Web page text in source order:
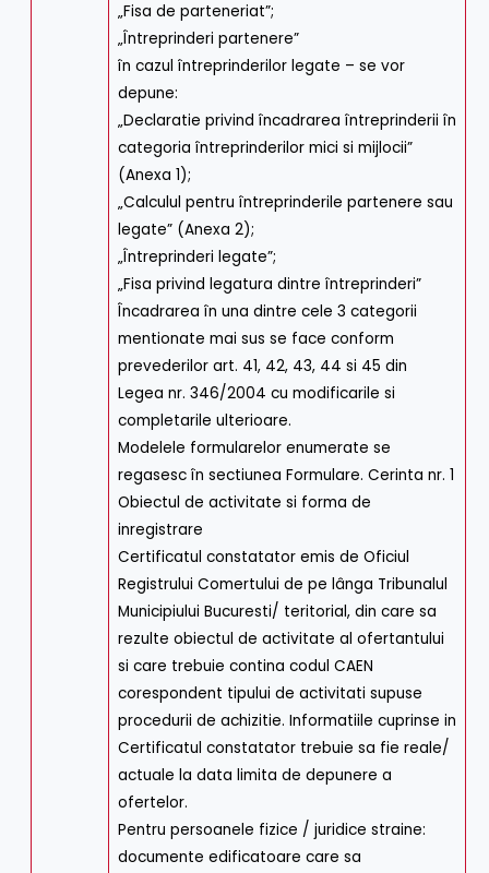
„Fisa de parteneriat”;
„Întreprinderi partenere”
în cazul întreprinderilor legate – se vor
depune:
„Declaratie privind încadrarea întreprinderii în
categoria întreprinderilor mici si mijlocii”
(Anexa 1);
„Calculul pentru întreprinderile partenere sau
legate” (Anexa 2);
„Întreprinderi legate”;
„Fisa privind legatura dintre întreprinderi”
Încadrarea în una dintre cele 3 categorii
mentionate mai sus se face conform
prevederilor art. 41, 42, 43, 44 si 45 din
Legea nr. 346/2004 cu modificarile si
completarile ulterioare.
Modelele formularelor enumerate se
regasesc în sectiunea Formulare. Cerinta nr. 1
Obiectul de activitate si forma de
inregistrare
Certificatul constatator emis de Oficiul
Registrului Comertului de pe lânga Tribunalul
Municipiului Bucuresti/ teritorial, din care sa
rezulte obiectul de activitate al ofertantului
si care trebuie contina codul CAEN
corespondent tipului de activitati supuse
procedurii de achizitie. Informatiile cuprinse in
Certificatul constatator trebuie sa fie reale/
actuale la data limita de depunere a
ofertelor.
Pentru persoanele fizice / juridice straine:
documente edificatoare care sa